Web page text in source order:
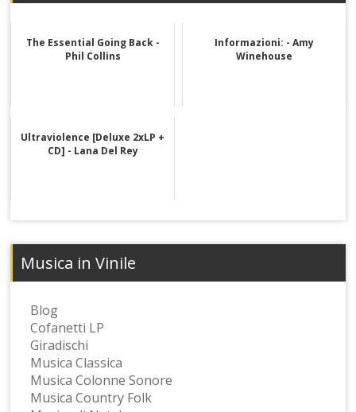
The Essential Going Back -
Phil Collins
Informazioni: - Amy
Winehouse
Ultraviolence [Deluxe 2xLP +
CD] - Lana Del Rey
Musica in Vinile
Blog
Cofanetti LP
Giradischi
Musica Classica
Musica Colonne Sonore
Musica Country Folk